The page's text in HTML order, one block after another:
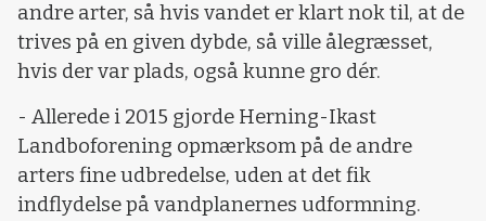
andre arter, så hvis vandet er klart nok til, at de
trives på en given dybde, så ville ålegræsset,
hvis der var plads, også kunne gro dér.
- Allerede i 2015 gjorde Herning-Ikast
Landboforening opmærksom på de andre
arters fine udbredelse, uden at det fik
indflydelse på vandplanernes udformning.